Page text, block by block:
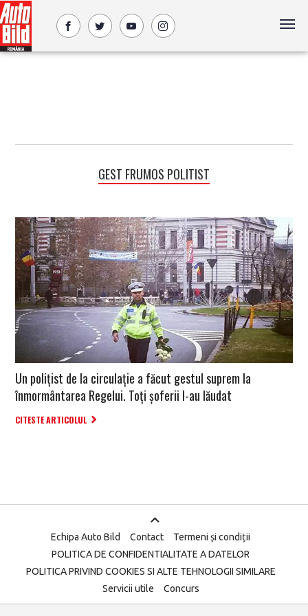
GEST FRUMOS POLITIST
Un polițist de la circulație a făcut gestul suprem la
înmormântarea Regelui. Toți șoferii l-au lăudat
CITESTE ARTICOLUL
Echipa Auto Bild Contact
Termeni și condiții
POLITICA DE CONFIDENTIALITATE A DATELOR
POLITICA PRIVIND COOKIES SI ALTE TEHNOLOGII SIMILARE
Servicii utile
Concurs